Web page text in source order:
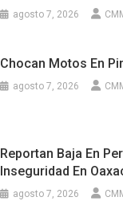
agosto 7, 2026
Chocan Motos En
agosto 7, 2026
Reportan Baja En
Inseguridad En
agosto 7, 2026